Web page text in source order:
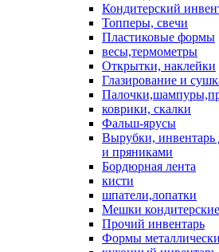
Кондитерский
Топперы, свечи
Пластиковые формы
весы,термометры
Открытки, наклейки
Глазирование и
коврики, скалки
Фальш-ярусы
Вырубки, инвентарь
и пряниками
Бордюрная лента
кисти
шпатели,лопатки
Мешки
Прочий инвентарь
Формы